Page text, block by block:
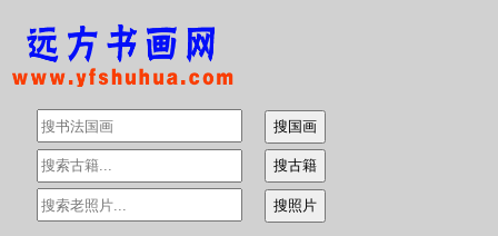
Skip
content